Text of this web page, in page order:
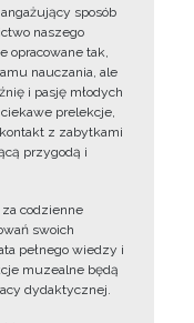
sposób
naszego
opracowane tak,
nauczania, ale
i pasję młodych
prelekcje,
z zabytkami
przygodą i
codzienne
swoich
pełnego wiedzy i
muzealne będą
dydaktycznej.